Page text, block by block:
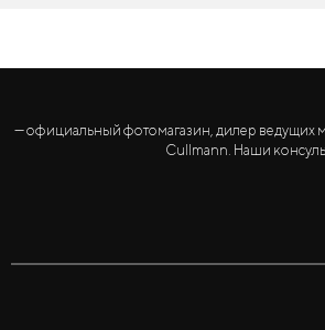
— официальный фотомагазин, дилер ведущих
Cullmann. Наши